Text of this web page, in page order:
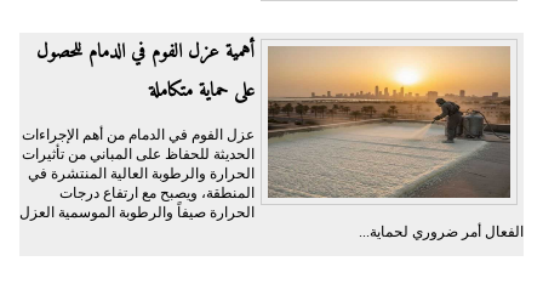
أهمية عزل الفوم في الدمام للحصول
على حماية متكاملة
عزل الفوم في الدمام من أهم الإجراءات
الحديثة للحفاظ على المباني من تأثيرات
الحرارة والرطوبة العالية المنتشرة في
المنطقة، ويصبح مع ارتفاع درجات
الحرارة صيفاً والرطوبة الموسمية العزل
الفعال أمر ضروري لحماية...